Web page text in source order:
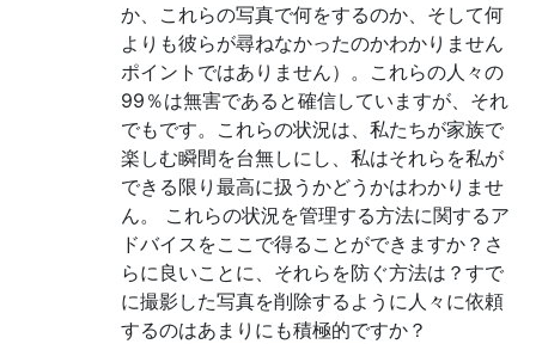
か、これらの写真で何をするのか、そして何
よりも彼らが尋ねなかったのかわかりません
ポイントではありません）。これらの人々の
99％は無害であると確信していますが、それ
でもです。これらの状況は、私たちが家族で
楽しむ瞬間を台無しにし、私はそれらを私が
できる限り最高に扱うかどうかはわかりませ
ん。 これらの状況を管理する方法に関するア
ドバイスをここで得ることができますか？さ
らに良いことに、それらを防ぐ方法は？すで
に撮影した写真を削除するように人々に依頼
するのはあまりにも積極的ですか？